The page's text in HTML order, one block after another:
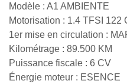
Modèle : A1 AMBIENTE
Motorisation : 1.4 TFSI 122
1er mise en circulation :
Kilométrage : 89.500 KM
Puissance fiscale : 6 CV
Énergie moteur : ESENCE